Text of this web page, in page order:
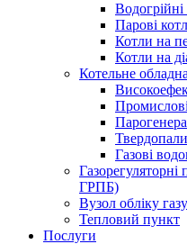
Водогрійні
Парові
Котли на
Котли на
Котельне
Газові
ГРПБ)
Вузол обліку
Тепловий пункт
Послуги